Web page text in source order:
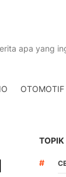
OTOMOTIF
TOPIK
#